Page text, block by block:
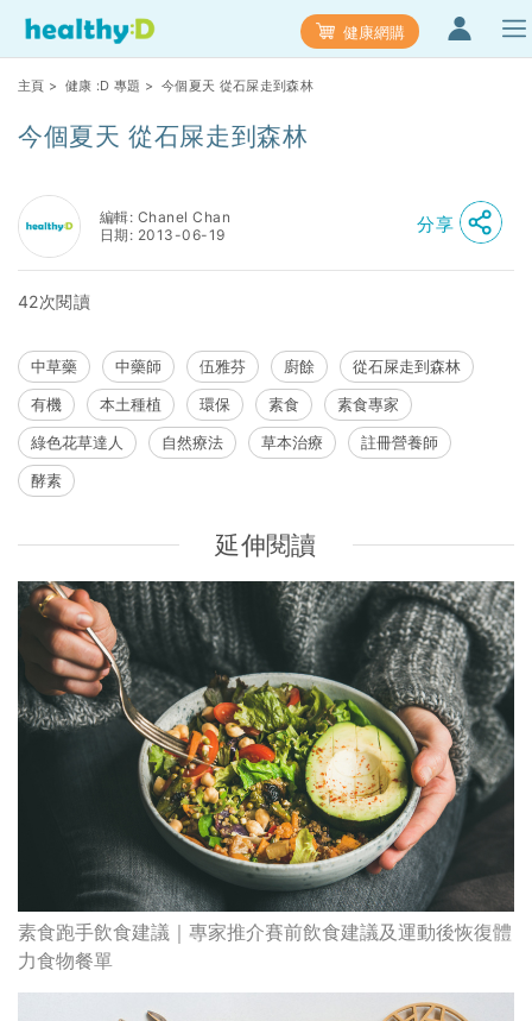
健康網購
主頁 > 健康 :D 專題 > 今個夏天 從石屎走到森林
今個夏天 從石屎走到森林
編輯: Chanel Chan
日期: 2013-06-19
分享
42次閱讀
中草藥 中藥師 伍雅芬 廚餘
從石屎走到森林
有機
本土種植 環保 素食
素食專家
綠色花草達人
自然療法 草本治療
註冊營養師
酵素
延伸閱讀
素食跑手飲食建議｜專家推介賽前飲食建議及運動後恢復體
力食物餐單